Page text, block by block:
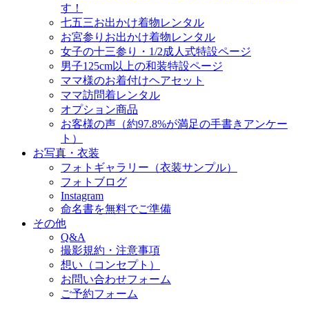
す！
七五三お出かけ着物レンタル
お宮参りお出かけ着物レンタル
女子の十三参り・1/2成人式特設ページ
男子125cm以上の和装特設ページ
ママ様のお着付けヘアセット
ママ訪問着レンタル
オプション商品
お客様の声（約97.8%が満足の手書きアンケー
ト）
お写真・衣装
フォトギャラリー（衣装サンプル）
フォトブログ
Instagram
命名書を無料でご準備
その他
Q&A
撮影規約・注意事項
想い（コンセプト）
お問い合わせフォーム
ご予約フォーム